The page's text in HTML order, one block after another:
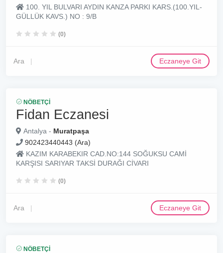
100. YIL BULVARI AYDIN KANZA PARKI KARS.(100.YIL-
GÜLLÜK KAVS.) NO : 9/B
(0)
Ara Eczaneye Git
NÖBETÇI
Fidan Eczanesi
Antalya - Muratpaşa
902423440443 (Ara)
KAZIM KARABEKIR CAD.NO:144 SOĞUKSU CAMİ
KARŞISI SARIYAR TAKSİ DURAĞI CİVARI
(0)
Ara Eczaneye Git
NÖBETÇI